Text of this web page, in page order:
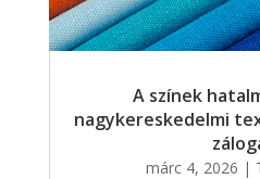
A színek
nagykereskedelmi
márc 4, 2026 |